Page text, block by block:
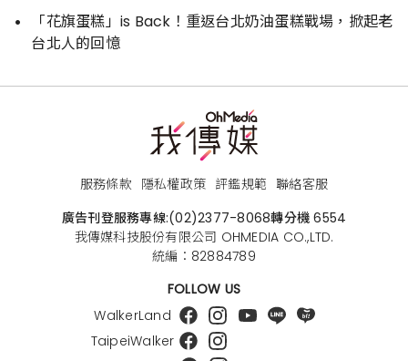
「花旗蛋糕」is Back！重返台北奶油蛋糕戰場，掀起老
台北人的回憶
服務條款 隱私權政策 評鑑規範 聯絡客服
廣告刊登服務專線:(02)2377-8068轉分機 6554
我傳媒科技股份有限公司 OHMEDIA CO.,LTD.
統編：82884789
FOLLOW US
WalkerLand
TaipeiWalker